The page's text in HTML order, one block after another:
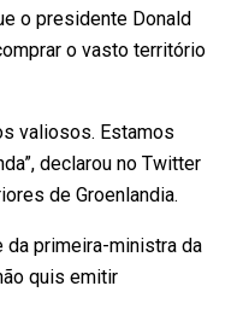
o presidente Donald
o vasto território
valiosos. Estamos
declarou no Twitter
de Groenlandia.
da primeira-ministra da
quis emitir